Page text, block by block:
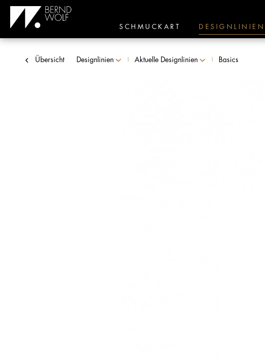
SCHMUCKART DESIGNLINIEN
Übersicht Designlinien Aktuelle Designlinien Basics